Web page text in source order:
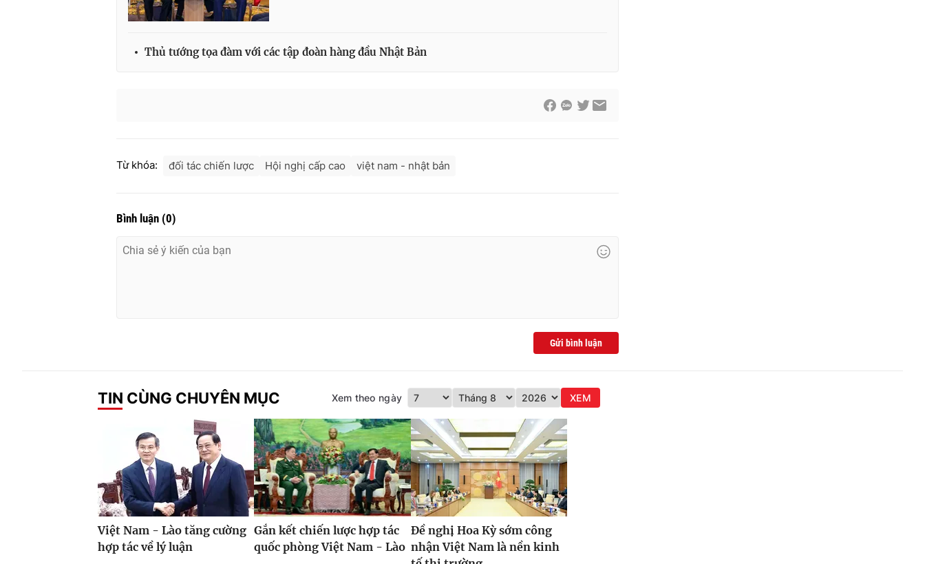
Thủ tướng tọa đàm với các tập đoàn hàng đầu Nhật Bản
Từ khóa: đối tác chiến lược Hội nghị cấp cao việt nam - nhật bản
Bình luận (0)
Gửi bình luận
TIN CÙNG CHUYÊN MỤC Xem theo ngày XEM
Việt Nam - Lào tăng cường
hợp tác về lý luận
Gắn kết chiến lược hợp tác
quốc phòng Việt Nam - Lào
Đề nghị Hoa Kỳ sớm công
nhận Việt Nam là nền kinh